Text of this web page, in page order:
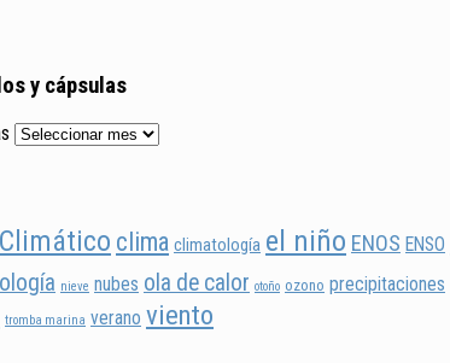
y cápsulas
clima climatología el niño ENOS ENSO
nieve nubes ola de calor otoño ozono precipitaciones
tromba marina verano viento